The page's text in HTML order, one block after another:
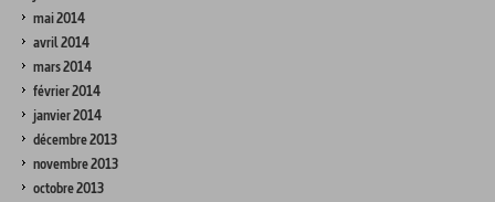
mai 2014
avril 2014
mars 2014
février 2014
janvier 2014
décembre 2013
novembre 2013
octobre 2013